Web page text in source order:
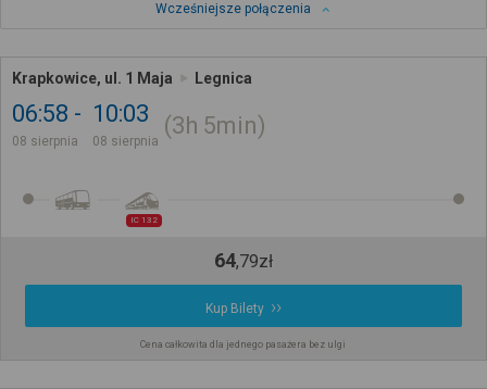
Wcześniejsze połączenia
Krapkowice, ul. 1 Maja Legnica
06:58
08 sierpnia
10:03
08 sierpnia
3h 5min
IC 132
64,79zł
Kup Bilety
Cena całkowita dla jednego pasażera bez ulgi